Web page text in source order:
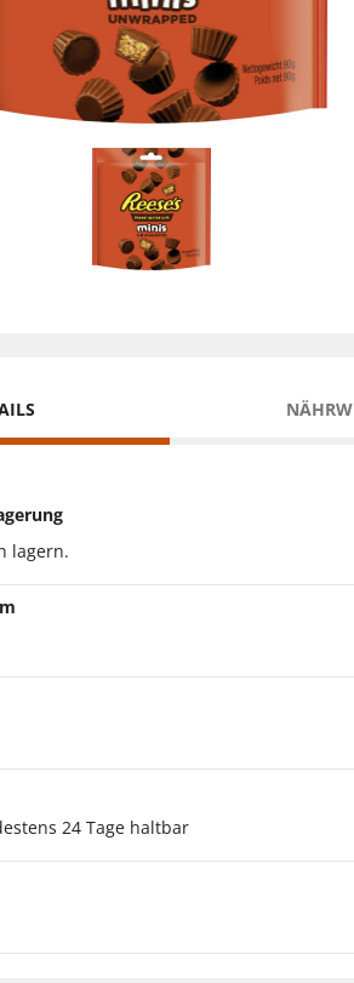
lagern.
24 Tage haltbar